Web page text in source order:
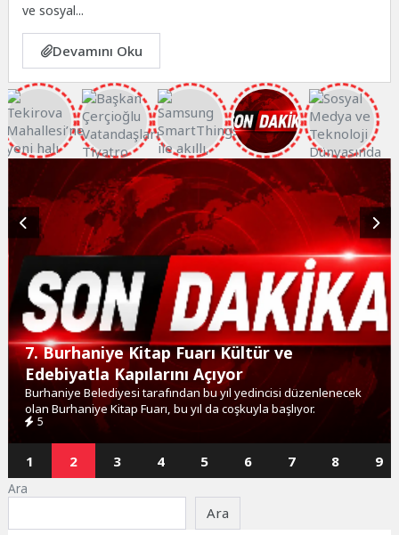
ve sosyal...
Devamını Oku
7. Burhaniye Kitap Fuarı Kültür ve
Edebiyatla Kapılarını Açıyor
Burhaniye Belediyesi tarafından bu yıl yedincisi düzenlenecek
olan Burhaniye Kitap Fuarı, bu yıl da coşkuyla başlıyor.
5
1 2 3 4 5 6 7 8 9
Ara
Ara